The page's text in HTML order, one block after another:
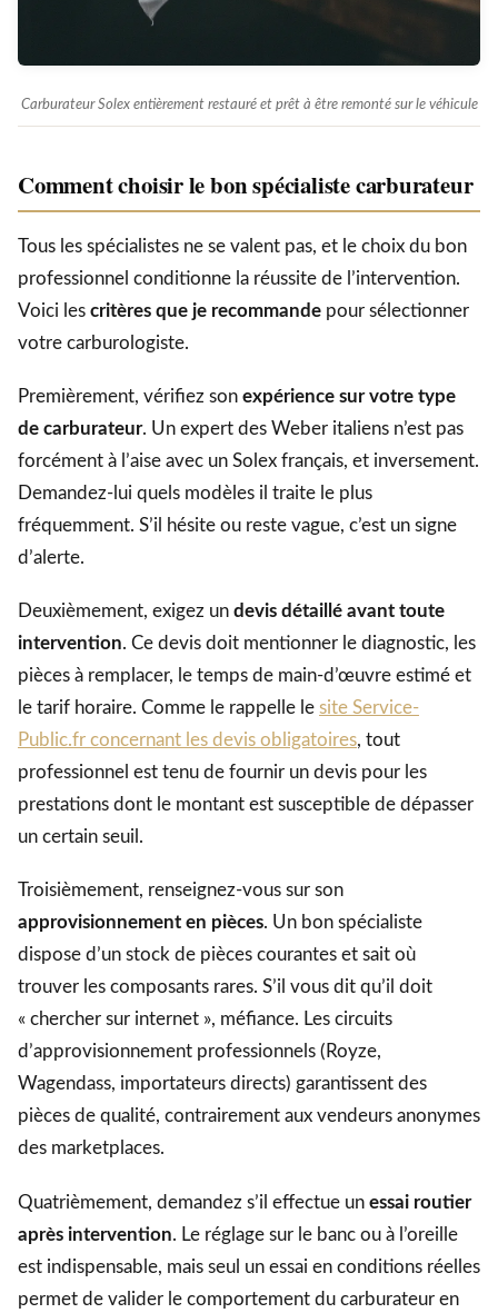
Carburateur Solex entièrement restauré et prêt à être remonté sur le véhicule
Comment choisir le bon spécialiste carburateur
Tous les spécialistes ne se valent pas, et le choix du bon
professionnel conditionne la réussite de l’intervention.
Voici les critères que je recommande pour sélectionner
votre carburologiste.
Premièrement, vérifiez son expérience sur votre type
de carburateur. Un expert des Weber italiens n’est pas
forcément à l’aise avec un Solex français, et inversement.
Demandez-lui quels modèles il traite le plus
fréquemment. S’il hésite ou reste vague, c’est un signe
d’alerte.
Deuxièmement, exigez un devis détaillé avant toute
intervention. Ce devis doit mentionner le diagnostic, les
pièces à remplacer, le temps de main-d’œuvre estimé et
le tarif horaire. Comme le rappelle le site Service-
Public.fr concernant les devis obligatoires, tout
professionnel est tenu de fournir un devis pour les
prestations dont le montant est susceptible de dépasser
un certain seuil.
Troisièmement, renseignez-vous sur son
approvisionnement en pièces. Un bon spécialiste
dispose d’un stock de pièces courantes et sait où
trouver les composants rares. S’il vous dit qu’il doit
« chercher sur internet », méfiance. Les circuits
d’approvisionnement professionnels (Royze,
Wagendass, importateurs directs) garantissent des
pièces de qualité, contrairement aux vendeurs anonymes
des marketplaces.
Quatrièmement, demandez s’il effectue un essai routier
après intervention. Le réglage sur le banc ou à l’oreille
est indispensable, mais seul un essai en conditions réelles
permet de valider le comportement du carburateur en